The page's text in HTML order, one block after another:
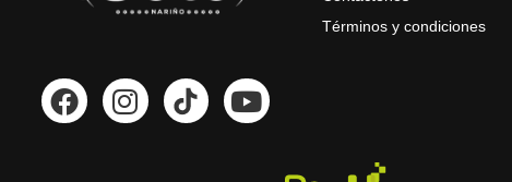
F
a
I
n
Y
o
Términos y condiciones